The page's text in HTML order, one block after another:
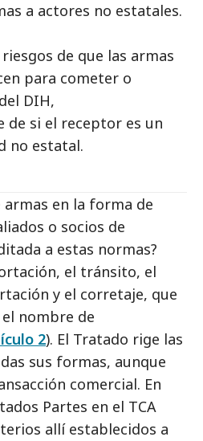
a actores no estatales.
de que las armas
para cometer o
DIH,
de si el receptor es un
no estatal.
en la forma de
o socios de
a estas normas?
el tránsito, el
y el corretaje, que
nombre de
2). El Tratado rige las
sus formas, aunque
comercial. En
Partes en el TCA
allí establecidos a